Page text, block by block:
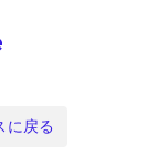
に戻る